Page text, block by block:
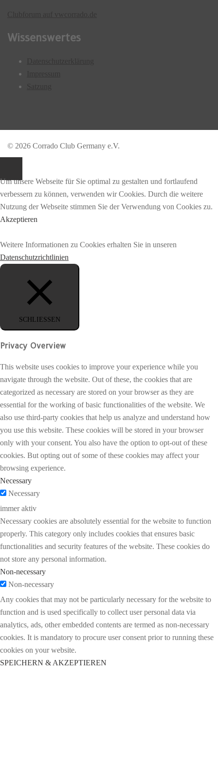
Wissenswertes
© 2026 Corrado Club Germany e.V.
Um unsere Webseite für Sie optimal zu gestalten und fortlaufend
verbessern zu können, verwenden wir Cookies. Durch die weitere
Nutzung der Webseite stimmen Sie der Verwendung von Cookies zu.
Akzeptieren
Weitere Informationen zu Cookies erhalten Sie in unseren
Datenschutzrichtlinien
SCHLIESSEN
Privacy Overview
This website uses cookies to improve your experience while you
navigate through the website. Out of these, the cookies that are
categorized as necessary are stored on your browser as they are
essential for the working of basic functionalities of the website. We
also use third-party cookies that help us analyze and understand how
you use this website. These cookies will be stored in your browser
only with your consent. You also have the option to opt-out of these
cookies. But opting out of some of these cookies may affect your
browsing experience.
Necessary
Necessary
immer aktiv
Necessary cookies are absolutely essential for the website to function
properly. This category only includes cookies that ensures basic
functionalities and security features of the website. These cookies do
not store any personal information.
Non-necessary
Non-necessary
Any cookies that may not be particularly necessary for the website to
function and is used specifically to collect user personal data via
analytics, ads, other embedded contents are termed as non-necessary
cookies. It is mandatory to procure user consent prior to running these
cookies on your website.
SPEICHERN & AKZEPTIEREN